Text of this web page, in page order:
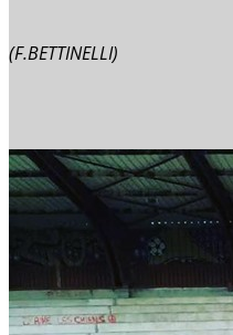
(F.BETTINELLI)